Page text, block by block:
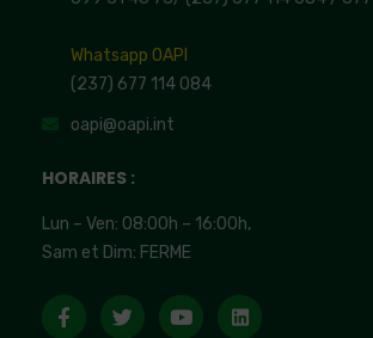
Whatsapp OAPI
(237) 677 114 084
oapi@oapi.int
HORAIRES :
Lun – Ven: 08:00h – 16:00h,
Sam et Dim: FERME